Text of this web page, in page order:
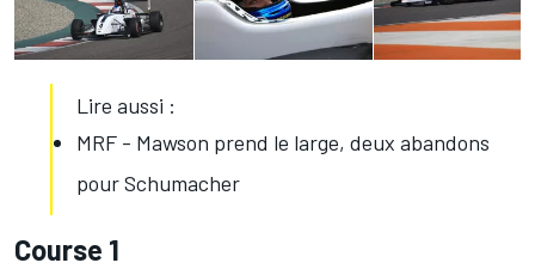
Lire aussi :
MRF - Mawson prend le large, deux abandons
pour Schumacher
Course 1